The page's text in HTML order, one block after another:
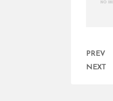
PREV
NEXT